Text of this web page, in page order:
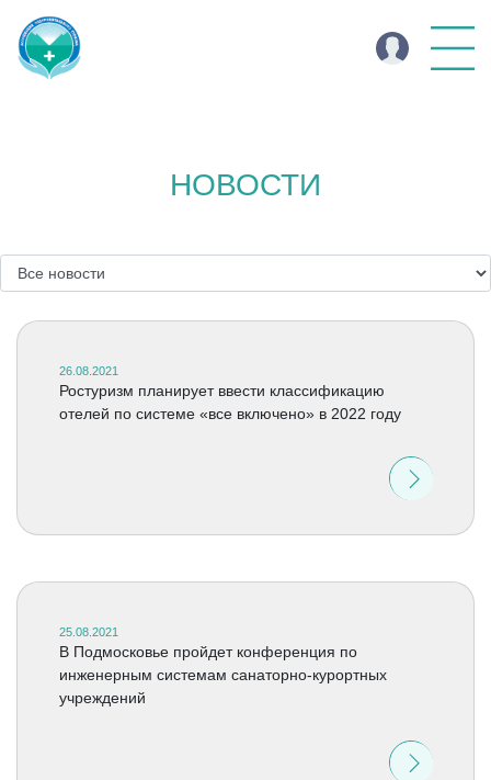
НОВОСТИ
26.08.2021
Ростуризм планирует ввести классификацию
отелей по системе «все включено» в 2022 году
25.08.2021
В Подмосковье пройдет конференция по
инженерным системам санаторно-курортных
учреждений